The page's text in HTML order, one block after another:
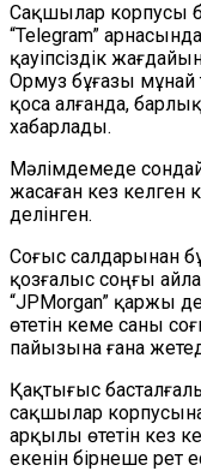
Сақшылар корпусы
“Telegram”
қауіпсіздік
Ормуз бұғазы мұнай
қоса алғанда,
хабарлады.
Мәлімдемеде
жасаған кез келген
делінген.
Соғыс салдарынан
қозғалыс соңғы
“JPMorgan” қаржы
өтетін кеме саны
пайызына ғана
Қақтығыс
сақшылар
арқылы өтетін кез
екенін бірнеше рет